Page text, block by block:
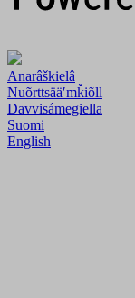
Anarâškielâ
Nuõrttsääʹmǩiõll
Davvisámegiella
Suomi
English